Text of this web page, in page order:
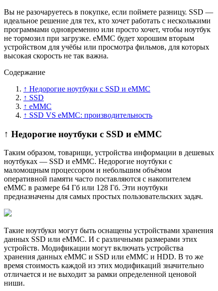
Вы не разочаруетесь в покупке, если поймете разницу. SSD —
идеальное решение для тех, кто хочет работать с несколькими
программами одновременно или просто хочет, чтобы ноутбук
не тормозил при загрузке. eMMC будет хорошим вторым
устройством для учёбы или просмотра фильмов, для которых
высокая скорость не так важна.
Содержание
↑ Недорогие ноутбуки с SSD и eMMC
↑ SSD
↑ eMMC
↑ SSD VS eMMC: производительность
↑ Недорогие ноутбуки с SSD и eMMC
Таким образом, товарищи, устройства информации в дешевых
ноутбуках — SSD и eMMC. Недорогие ноутбуки с
маломощным процессором и небольшим объёмом
оперативной памяти часто поставляются с накопителем
eMMC в размере 64 Гб или 128 Гб. Эти ноутбуки
предназначены для самых простых пользовательских задач.
Такие ноутбуки могут быть оснащены устройствами хранения
данных SSD или eMMC. И с различными размерами этих
устройств. Модификации могут включать устройства
хранения данных eMMC и SSD или eMMC и HDD. В то же
время стоимость каждой из этих модификаций значительно
отличается и не выходит за рамки определенной ценовой
ниши.